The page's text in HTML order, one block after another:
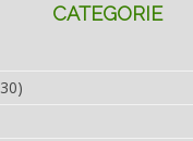
CATEGORIE